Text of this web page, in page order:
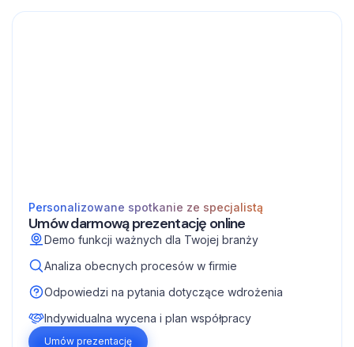
Personalizowane spotkanie ze specjalistą
Umów darmową prezentację online
Demo funkcji ważnych dla Twojej branży
Analiza obecnych procesów w firmie
Odpowiedzi na pytania dotyczące wdrożenia
Indywidualna wycena i plan współpracy
Umów prezentację